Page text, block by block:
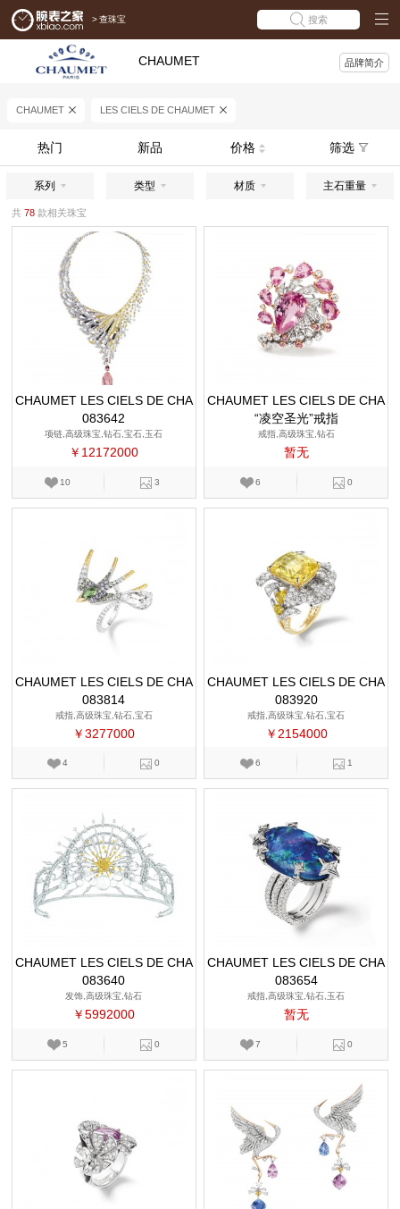
> 查珠宝 搜索
CHAUMET 品牌简介
CHAUMET LES CIELS DE CHAUMET
热门 新品 价格 筛选
系列 类型 材质 主石重量
共 78款相关珠宝
CHAUMET LES CIELS DE CHA
UMET
083642
项链,高级珠宝,钻石,宝石,玉石
￥12172000
10 3
CHAUMET LES CIELS DE CHA
UMET
“凌空圣光”戒指
戒指,高级珠宝,钻石
暂无
6 0
CHAUMET LES CIELS DE CHA
UMET
083814
戒指,高级珠宝,钻石,宝石
￥3277000
4 0
CHAUMET LES CIELS DE CHA
UMET
083920
戒指,高级珠宝,钻石,宝石
￥2154000
6 1
CHAUMET LES CIELS DE CHA
UMET
083640
发饰,高级珠宝,钻石
￥5992000
5 0
CHAUMET LES CIELS DE CHA
UMET
083654
戒指,高级珠宝,钻石,玉石
暂无
7 0